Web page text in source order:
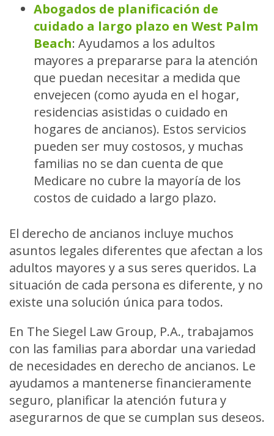
Abogados de planificación de
cuidado a largo plazo en West Palm
Beach: Ayudamos a los adultos
mayores a prepararse para la atención
que puedan necesitar a medida que
envejecen (como ayuda en el hogar,
residencias asistidas o cuidado en
hogares de ancianos). Estos servicios
pueden ser muy costosos, y muchas
familias no se dan cuenta de que
Medicare no cubre la mayoría de los
costos de cuidado a largo plazo.
El derecho de ancianos incluye muchos
asuntos legales diferentes que afectan a los
adultos mayores y a sus seres queridos. La
situación de cada persona es diferente, y no
existe una solución única para todos.
En The Siegel Law Group, P.A., trabajamos
con las familias para abordar una variedad
de necesidades en derecho de ancianos. Le
ayudamos a mantenerse financieramente
seguro, planificar la atención futura y
asegurarnos de que se cumplan sus deseos.